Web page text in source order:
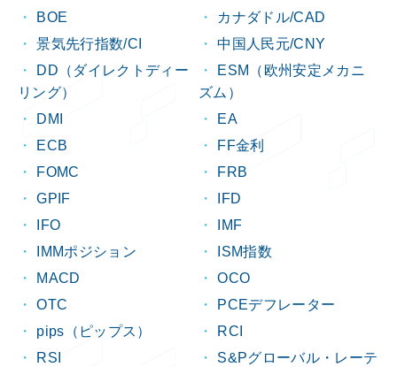
BOE
カナダドル/CAD
景気先行指数/CI
中国人民元/CNY
DD（ダイレクトディー
リング）
ESM（欧州安定メカニ
ズム）
DMI
EA
ECB
FF金利
FOMC
FRB
GPIF
IFD
IFO
IMF
IMMポジション
ISM指数
MACD
OCO
OTC
PCEデフレーター
pips（ピップス）
RCI
RSI
S&Pグローバル・レーテ